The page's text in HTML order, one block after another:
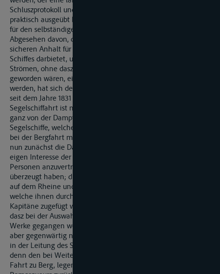
Schluszprotokoll under Nr. 4 A.) die Schiffahrt auf dem Rheine
praktisch ausgeübt hat, und den allgemeinen Bedingungen
für den selbständigen Betrieb eines Gewerbes entspricht.
Abgesehen davon, dasz die Prüfung erfharungsmäszig keinen
sicheren Anhalt für die Geschichlichkeit in der Führung eines
Schiffes darbietet, und die Schiffer auf anderen groszen
Strömen, ohne dasz besondere Nachteile bemerkbar
geworden wären, einer solchen Prüfung nicht unterworfen
werden, hat sich der Charakter der Schiffahrt auf dem Rheine
seit dem Jahre 1831 sehr wesentlich verändert. Die
Segelschiffahrt ist namentlich auf dem Deutschen Rheine fast
ganz von der Dampfschiffahrt verdrängt worden; die wenigen
Segelschiffe, welche den Betrieb noch fortsetzen, lassen sich
bei der Bergfahrt meist von Dampfschiffen schleppen. Was
nun zunächst die Dampfschiffsführer anlangt, so leigt es im
eigen Interesse der Unternehmer, ihre Fahrzeuge nur Solchen
Personen anzuvertrauen, von deren Tüchtigkeit sie sich
überzeugt haben; die grosze Konkurrenz dieser Unternehmer
auf dem Rheine und die erheblichen Vermögensnachteile,
welche ihnen durch Ungeschick und Nachlässigkeit der
Kapitäne zugefügt werden können, leisten dafür Bürgschaft,
dasz bei der Auswahl der letzteren mit Vorsicht werde zu
Werke gegangen werden. Die Führer von Segelschiffen haben
aber gegenwärtig nicht mehr ein gleiches Masz der Fertigkeit
in der Leitung des Schiffes nöthig, wie in früheren Zeiten,
denn den bei Weitem schwierigeren Theil der Schiffahrt, die
Fahrt zu Berg, legen sie meist am Schelpptau eines